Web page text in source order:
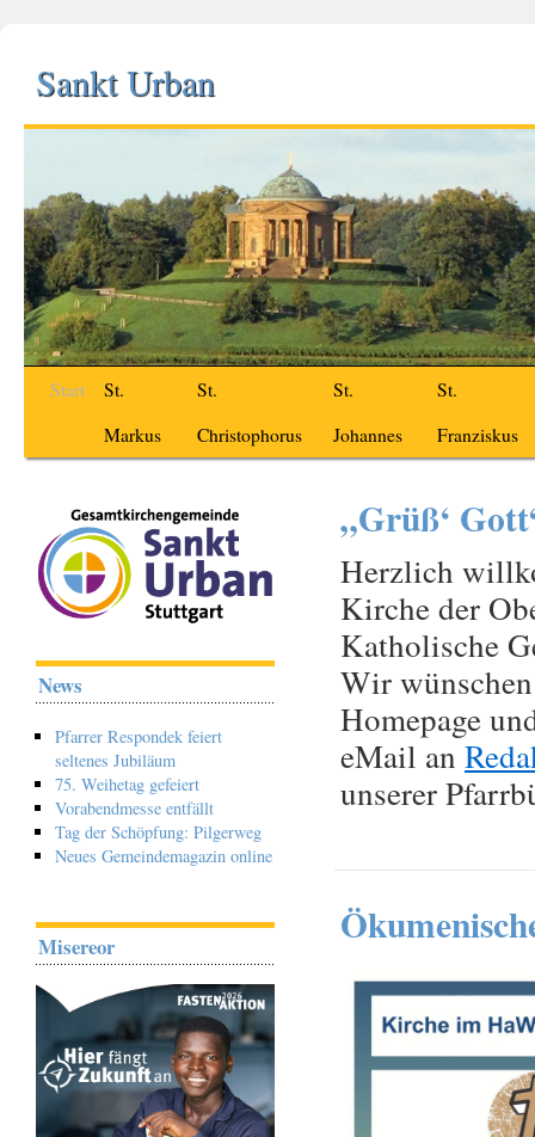
Sankt Urban
Start
St.
Markus
St.
Christophorus
St.
Johannes
St.
Franziskus
„Grüß‘
Herzlich
Kirche der
Katholische
Wir
Homepage
eMail an
unserer
News
Pfarrer Respondek feiert
seltenes Jubiläum
75. Weihetag gefeiert
Vorabendmesse entfällt
Tag der Schöpfung: Pilgerweg
Neues Gemeindemagazin online
Misereor